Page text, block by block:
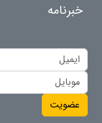
خبرنامه
عضویت